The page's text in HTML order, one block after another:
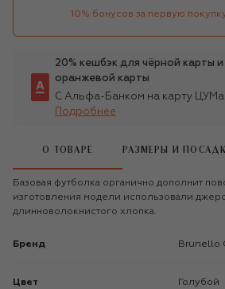
10% бонусов за первую
20% кешбэк для чёрной карты
оранжевой карты
С Альфа-Банком на карту ЦУМа
Подробнее
О ТОВАРЕ РАЗМЕРЫ И
Базовая футболка органично дополнит
изготовления модели использовали
длинноволокнистого хлопка.
Бренд
Цвет Голубой